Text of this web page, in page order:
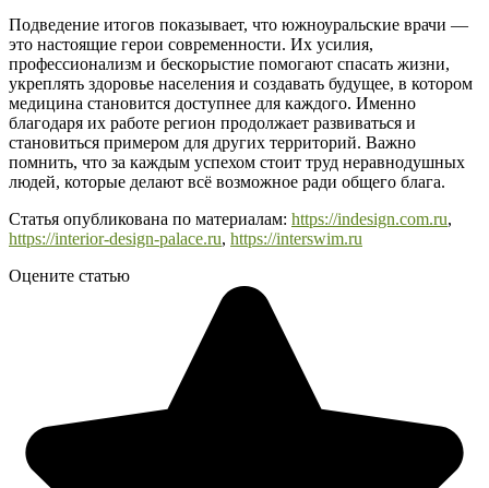
Подведение итогов показывает, что южноуральские врачи —
это настоящие герои современности. Их усилия,
профессионализм и бескорыстие помогают спасать жизни,
укреплять здоровье населения и создавать будущее, в котором
медицина становится доступнее для каждого. Именно
благодаря их работе регион продолжает развиваться и
становиться примером для других территорий. Важно
помнить, что за каждым успехом стоит труд неравнодушных
людей, которые делают всё возможное ради общего блага.
Статья опубликована по материалам: https://indesign.com.ru,
https://interior-design-palace.ru, https://interswim.ru
Оцените статью